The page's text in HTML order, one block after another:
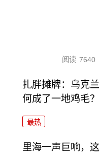
阅读 7640
扎胖摊牌：乌克
何成了一地鸡毛？
最热
里海一声巨响，